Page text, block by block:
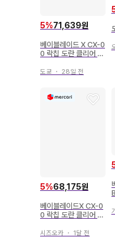
5%71,639원
베이블레이드 X CX-0
0 락칩 도란 클리어 블
도쿄 ・ 28일 전
5%68,175원
베이블레이드X CX-0
0 락칩 도란 클리어 블
시즈오카 ・ 1달 전